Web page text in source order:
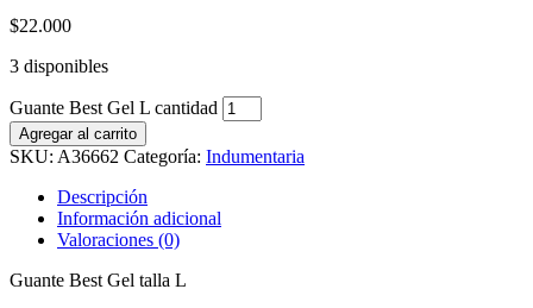
$22.000
3 disponibles
Guante Best Gel L cantidad
Agregar al carrito
SKU: A36662 Categoría: Indumentaria
Descripción
Información adicional
Valoraciones (0)
Guante Best Gel talla L